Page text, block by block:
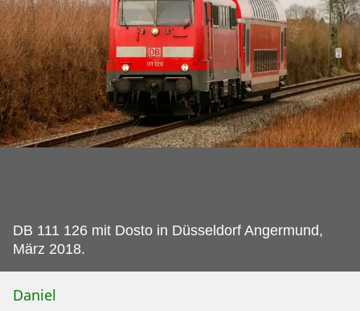
DB 111 126 mit Dosto in Düsseldorf Angermund,
März 2018.
Daniel